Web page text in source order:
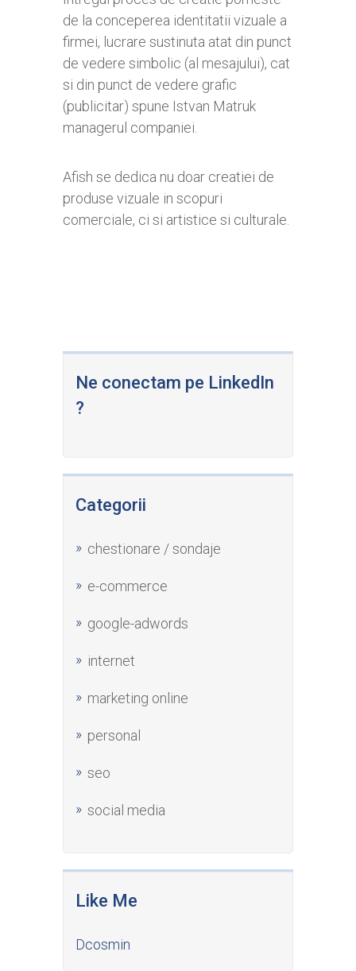
de la conceperea identitatii vizuale a
firmei, lucrare sustinuta atat din punct
de vedere simbolic (al mesajului), cat
si din punct de vedere grafic
(publicitar) spune Istvan Matruk
managerul companiei.
Afish se dedica nu doar creatiei de
produse vizuale in scopuri
comerciale, ci si artistice si culturale.
Ne conectam pe LinkedIn
?
Categorii
chestionare / sondaje
e-commerce
google-adwords
internet
marketing online
personal
seo
social media
Like Me
Dcosmin